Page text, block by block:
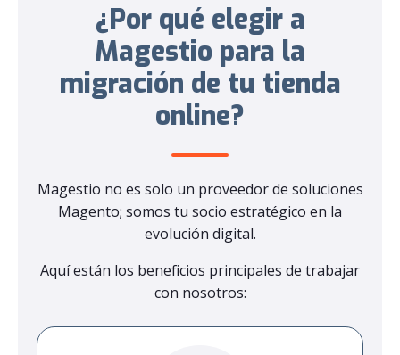
¿Por qué elegir a
Magestio para la
migración de tu tienda
online?
Magestio no es solo un proveedor de soluciones
Magento; somos tu socio estratégico en la
evolución digital.
Aquí están los beneficios principales de trabajar
con nosotros: